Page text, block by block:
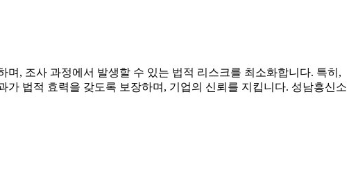
, 조사 과정에서 발생할 수 있는 법적 리스크를 최소화합니다. 특히,
법적 효력을 갖도록 보장하며, 기업의 신뢰를 지킵니다. 성남흥신소